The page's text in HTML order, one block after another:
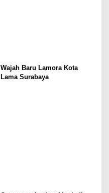
Wajah Baru Lamora Kota
Lama Surabaya